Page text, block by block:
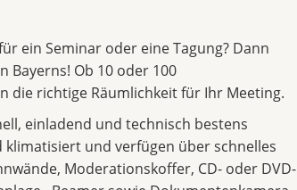
ein Seminar oder eine Tagung? Dann
Bayerns! Ob 10 oder 100
die richtige Räumlichkeit für Ihr Meeting.
einladend und technisch bestens
klimatisiert und verfügen über schnelles
Moderationskoffer, CD- oder DVD-